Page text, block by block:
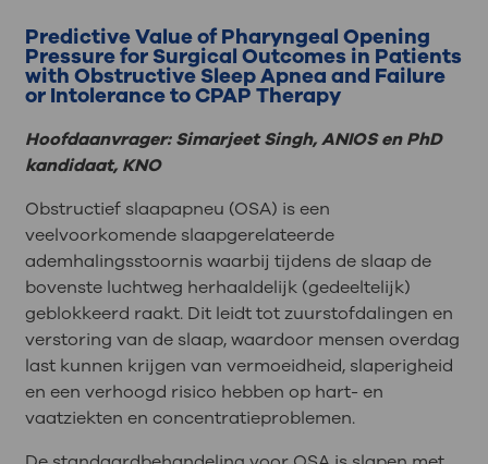
Predictive Value of Pharyngeal Opening
Pressure for Surgical Outcomes in Patients
with Obstructive Sleep Apnea and Failure
or Intolerance to CPAP Therapy
Hoofdaanvrager: Simarjeet Singh, ANIOS en PhD
kandidaat, KNO
Obstructief slaapapneu (OSA) is een
veelvoorkomende slaapgerelateerde
ademhalingsstoornis waarbij tijdens de slaap de
bovenste luchtweg herhaaldelijk (gedeeltelijk)
geblokkeerd raakt. Dit leidt tot zuurstofdalingen en
verstoring van de slaap, waardoor mensen overdag
last kunnen krijgen van vermoeidheid, slaperigheid
en een verhoogd risico hebben op hart- en
vaatziekten en concentratieproblemen.